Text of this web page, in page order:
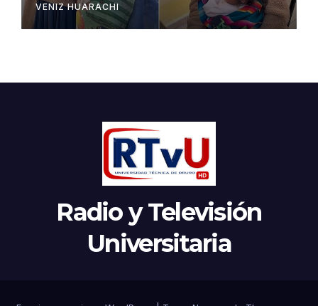
VENIZ HUARACHI
Radio y Televisión
Universitaria